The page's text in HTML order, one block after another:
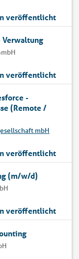
veröffentlicht
Verwaltung
veröffentlicht
-
(Remote /
mbH
veröffentlicht
(m/w/d)
veröffentlicht